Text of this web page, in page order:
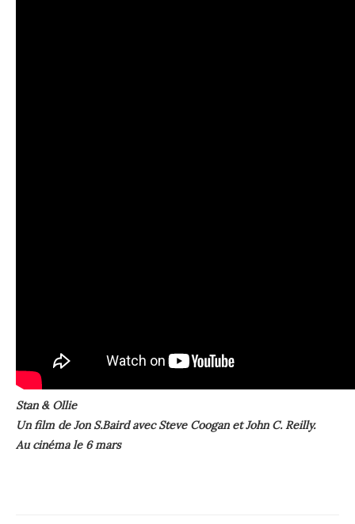
Stan & Ollie
Un film de Jon S.Baird avec Steve Coogan et John C. Reilly.
Au cinéma le 6 mars